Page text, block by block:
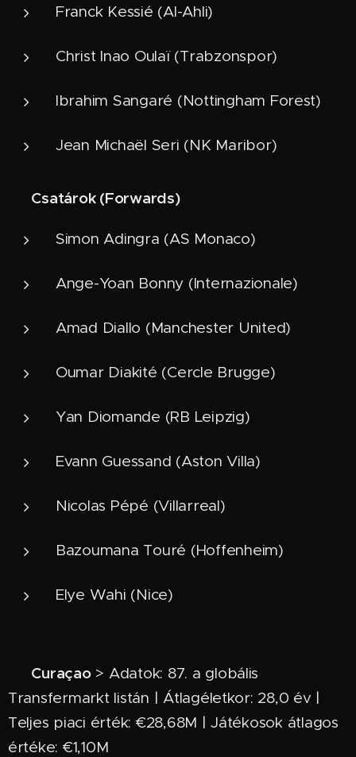
Franck Kessié (Al-Ahli)
Christ Inao Oulaï (Trabzonspor)
Ibrahim Sangaré (Nottingham Forest)
Jean Michaël Seri (NK Maribor)
Csatárok (Forwards)
Simon Adingra (AS Monaco)
Ange-Yoan Bonny (Internazionale)
Amad Diallo (Manchester United)
Oumar Diakité (Cercle Brugge)
Yan Diomande (RB Leipzig)
Evann Guessand (Aston Villa)
Nicolas Pépé (Villarreal)
Bazoumana Touré (Hoffenheim)
Elye Wahi (Nice)
Curaçao> Adatok: 87. a globális
Transfermarkt listán | Átlagéletkor: 28,0 év |
Teljes piaci érték: €28,68M | Játékosok átlagos
értéke: €1,10M